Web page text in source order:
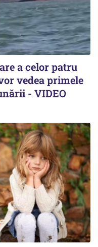
a celor patru
vedea primele
- VIDEO